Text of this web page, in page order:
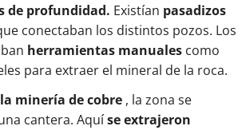
de profundidad. Existían pasadizos
conectaban los distintos pozos. Los
herramientas manuales como
para extraer el mineral de la roca.
minería de cobre , la zona se
cantera. Aquíse extrajeron